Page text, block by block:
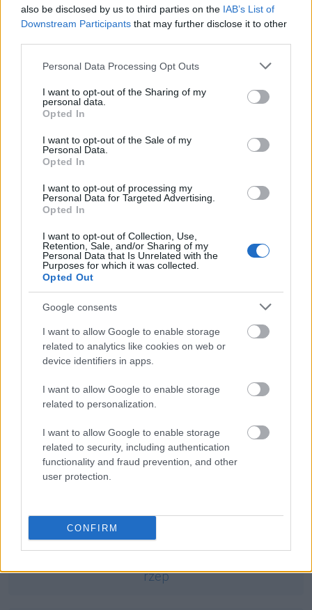
also be disclosed by us to third parties on the IAB’s List of
Downstream Participants that may further disclose it to other
Please note that this website/app uses one or more Google
not limited to your visit or usage behaviour. You may click to
grant or deny consent to Google and its third-party tags to
use your data for below specified purposes in below Google
consent section.
Personal Data Processing Opt Outs
I want to opt-out of the Sharing of my
personal data.
Opted In
I want to opt-out of the Sale of my
Personal Data.
Opted In
I want to opt-out of processing my
Personal Data for Targeted Advertising.
Opted In
I want to opt-out of Collection, Use,
Retention, Sale, and/or Sharing of my
Personal Data that Is Unrelated with the
Purposes for which it was collected.
Opted Out
Google consents
I want to allow Google to enable storage
related to analytics like cookies on web or
device identifiers in apps.
I want to allow Google to enable storage
related to personalization.
I want to allow Google to enable storage
related to security, including authentication
functionality and fraud prevention, and other
user protection.
CONFIRM
Pozostały wątpliwości? Brakuje czegoś w haśle?
Często sprawdzane
Łączliwośćinformacji
Kupić w Allegro czy na Allegro?
Czy czasownikzgromadzić się
opamiętać się— Upamiętaj się!
pierdoła— Podobno o Najjaśniejszym Panu...
szarlotka—Szarlotka, czyli karolinka ?
Mogą Cię zainteresować również hasła
rzep